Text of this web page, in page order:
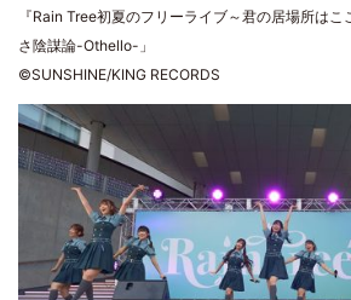
『Rain Tree初夏のフリーライブ～君の居場所は
さ陰謀論-Othello-」
©SUNSHINE/KING RECORDS